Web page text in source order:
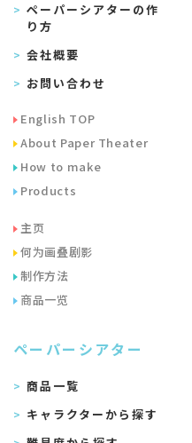
ペーパーシアターの作
り方
会社概要
お問い合わせ
English TOP
About Paper Theater
How to make
Products
主页
何为画叠剧影
制作方法
商品一览
ペーパーシアター
商品一覧
キャラクターから探す